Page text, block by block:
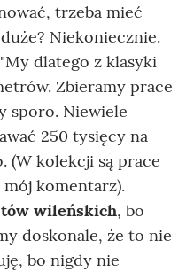
trzeba mieć
Niekoniecznie.
dlatego z klasyki
Zbieramy prace
sporo. Niewiele
250 tysięcy na
(W kolekcji są prace
komentarz).
wileńskich, bo
doskonale, że to nie
bo nigdy nie